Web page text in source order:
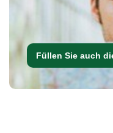
Füllen Sie auch